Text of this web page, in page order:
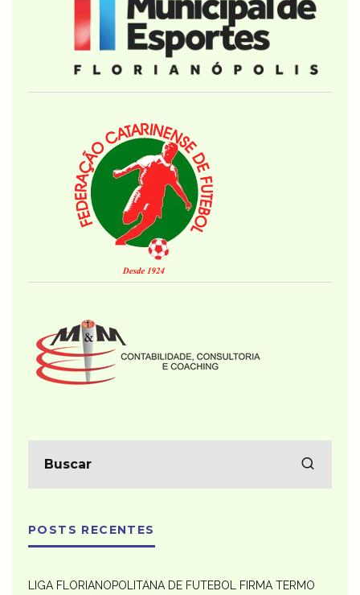
POSTS RECENTES
LIGA FLORIANOPOLITANA DE FUTEBOL FIRMA TERMO